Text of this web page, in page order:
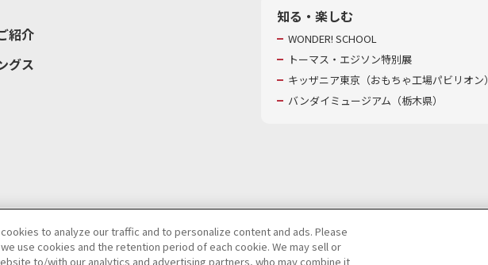
紹介
グス
知る・楽しむ
WONDER! SCHOOL
トーマス・エジソン特別展
キッザニア東京（おもちゃ工場パビリオン）​
バンダイミュージアム（栃木県）
アポリシー個人情報及び特定個人情報等の取り扱いに関する保護方針
to analyze our traffic and to personalize content and ads. Please
use cookies and the retention period of each cookie. We may sell or
to/with our analytics and advertising partners, who may combine it